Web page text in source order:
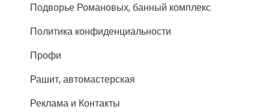
Подворье Романовых, банный комплекс
Политика конфиденциальности
Профи
Рашит, автомастерская
Реклама и Контакты